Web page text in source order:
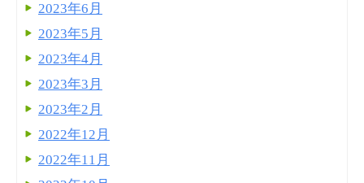
2023年6月
2023年5月
2023年4月
2023年3月
2023年2月
2022年12月
2022年11月